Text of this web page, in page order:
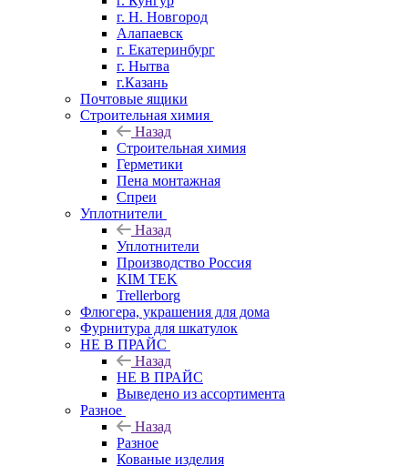
г. Н. Новгород
Алапаевск
г. Екатеринбург
г. Нытва
г.Казань
Почтовые ящики
Строительная химия
Назад
Строительная химия
Герметики
Пена монтажная
Спреи
Уплотнители
Назад
Уплотнители
Производство Россия
KIM TEK
Trellerborg
Флюгера, украшения для дома
Фурнитура для шкатулок
НЕ В ПРАЙС
Назад
НЕ В ПРАЙС
Выведено из ассортимента
Разное
Назад
Разное
Кованые изделия